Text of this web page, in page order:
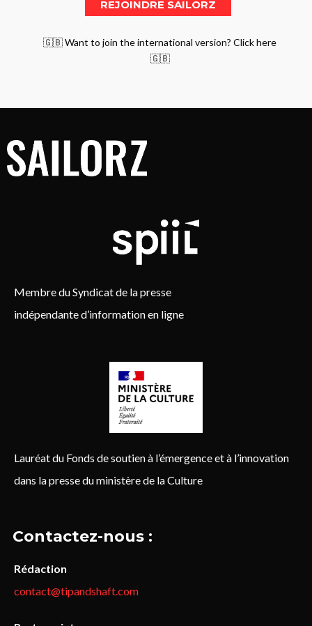
🇬🇧 Want to join the international version? Click here
🇬🇧
Membre du Syndicat de la presse
indépendante d’information en ligne
Lauréat du Fonds de soutien à l’émergence et à l’innovation
dans la presse du ministère de la Culture
Contactez-nous :
Rédaction
contact@tipandshaft.com